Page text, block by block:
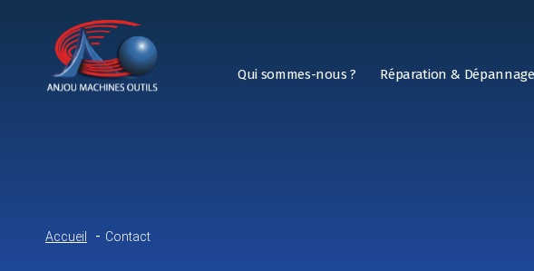
Qui sommes-nous ? Réparation & Dépannage
Accueil Contact